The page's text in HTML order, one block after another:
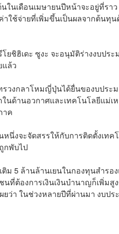
ในเดือนเมษายนปีหน้าจะอยู่ที่รา
าใช้จ่ายที่เพิ่มขึ้นเป็นผลจากต้น
ชิฮิเดะ ซูงะ จะอนุมัติร่างงบปร
แล้ว
รวงกลาโหมญี่ปุ่นได้ยื่นของบประ
นด้านอวกาศและเทคโนโลยีแม่
าค
นึ่งจะจัดสรรให้กับการติดตั้งเท
กพับไป
ติม 5 ล้านล้านเยนในกองทุนสำ
ที่ต้องการเงินเงินบำนาญก็เพิ่ม
ยว่า ในช่วงหลายปีที่ผ่านมา งบป